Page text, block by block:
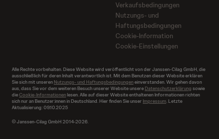
Verkaufsbedingungen
Nutzungs- und
Haftungsbedingungen
Cookie-Information
Cookie-Einstellungen
Alle Rechte vorbehalten. Diese Website wird veröffentlicht von der Janssen-Cilag GmbH, die
ausschließlich für deren Inhalt verantwortlich ist. Mit dem Benutzen dieser Website erklären
Sie sich mit unseren Nutzungs- und Haftungsbedingungeneinverstanden. Wir gehen davon
aus, dass Sie vor dem weiteren Besuch unserer Website unsere Datenschutzerklärung sowie
dieCookie-Informationenlesen. Alle auf dieser Website enthaltenen Informationen richten
sich nur an Benutzer:innen in Deutschland. Hier finden Sie unser Impressum. Letzte
Aktualisierung: 09.10.2025
© Janssen-Cilag GmbH 2014-2026.